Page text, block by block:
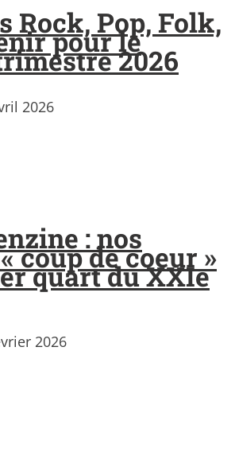
Rock, Pop, Folk,
pour le
2026
2026
: nos
coup de coeur »
quart du XXIe
2026